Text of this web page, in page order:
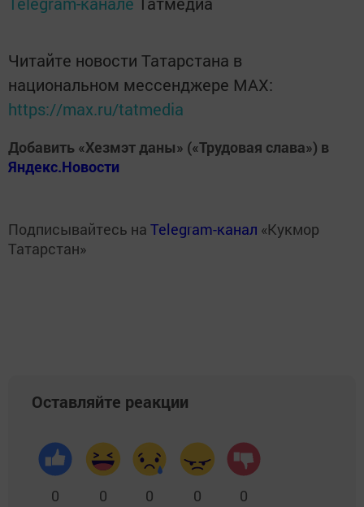
Читайте новости Татарстана в
национальном мессенджере MАХ:
https://max.ru/tatmedia
Добавить «Хезмэт даны» («Трудовая слава») в
Яндекс.Новости
Подписывайтесь на Telegram-канал «Кукмор
Татарстан»
Оставляйте реакции
0 0 0 0 0